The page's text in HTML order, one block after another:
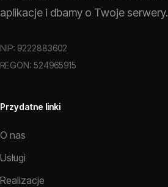
aplikacje i dbamy o Twoje serwery.
NIP: 9222883602
REGON: 524965915
Przydatne linki
O nas
Usługi
Realizacje